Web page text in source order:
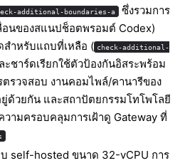
additional-boundaries-a
ซึ่งรวมการ
อนของสแนปช็อตพรอมต์ Codex)
สำหรับแถบที่เหลือ ( check-additional-
ะชาร์ดเรียกใช้ตัวป้องกันอิสระพร้อม
รวจสอบ งานคอมไพล์/คานารีของ
ด้วยกัน และสถาปัตยกรรมโทโพโลยี
ามครอบคลุมการเฝ้าดู Gateway ที่
self-hosted ขนาด 32-vCPU การ